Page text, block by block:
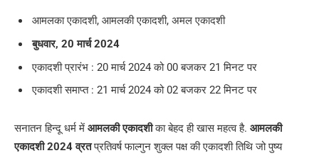
आमलका एकादशी, आमलकी एकादशी, अमल एकादशी
बुधवार, 20 मार्च 2024
एकादशी प्रारंभ : 20 मार्च 2024 को 00 बजकर 21 मिनट पर
एकादशी समाप्त : 21 मार्च 2024 को 02 बजकर 22 मिनट पर
सनातन हिन्दू धर्म में आमलकी एकादशीका बेहद ही खास महत्व है. आमलकी
एकादशी 2024 व्रतप्रतिवर्ष फाल्गुन शुक्ल पक्ष की एकादशी तिथि जो पुष्य